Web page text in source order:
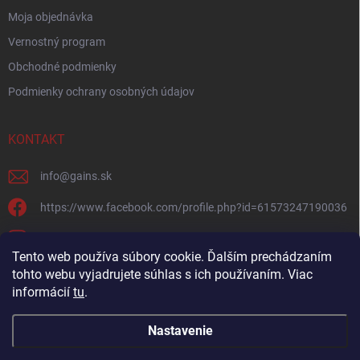
Tento web používa súbory cookie. Ďalším prechádzaním
tohto webu vyjadrujete súhlas s ich používaním. Viac
informácií tu.
Nastavenie
Moja objednávka
Vernostný program
Obchodné podmienky
Podmienky ochrany osobných údajov
KONTAKT
info@gains.sk
https://www.facebook.com/profile.php?id=61573247190036